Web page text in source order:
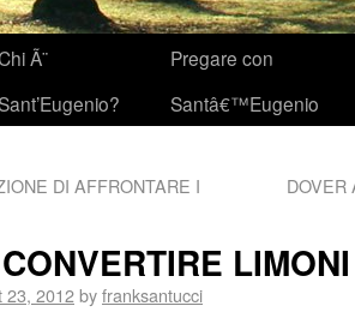
Ã¨
Pregare con
Santâ€™Eugenio
DI AFFRONTARE I
DOVER
23, 2012byfranksantucci